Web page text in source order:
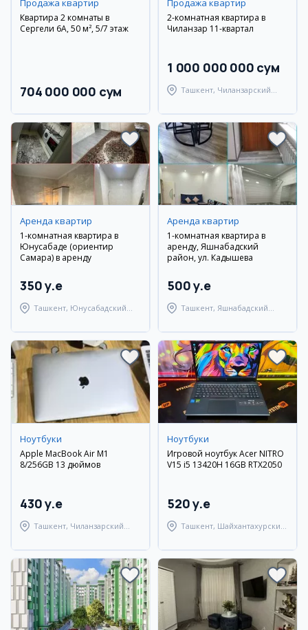
Продажа квартир
Квартира 2 комнаты в
Сергели 6А, 50 м², 5/7 этаж
704 000 000 сум
Продажа квартир
2-комнатная квартира в
Чиланзар 11-квартал
1 000 000 000 сум
Ташкент, Чиланзарский
Аренда квартир
1-комнатная квартира в
Юнусабаде (ориентир
Самара) в аренду
350 y.e
Ташкент, Юнусабадский
Аренда квартир
1-комнатная квартира в
аренду, Яшнабадский
район, ул. Кадышева
500 y.e
Ташкент, Яшнабадский
Ноутбуки
Apple MacBook Air M1
8/256GB 13 дюймов
430 y.e
Ташкент, Чиланзарский
Ноутбуки
Игровой ноутбук Acer NITRO
V15 i5 13420H 16GB RTX2050
520 y.e
Ташкент, Шайхантахурский